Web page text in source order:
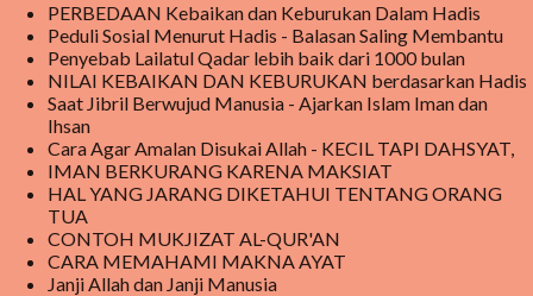
mereka tetap penasaran menanti kedatangan makanan bergizi
gratis tersebut. Program Makanan Bergizi ini, pada awalnya
mendapat cemoohan publik karena beberapa kasus di beritakan
bahwa ada yang tidak beres pada makanan yang disediakan
sehingga sempat dilaporkan berdampak buruk bagi kesehatan
anak yang mengkomsumsinya. pada akhirnya di beritakan bahwa
orang yang memakannya menjadi jatuh sakit sehingga dikatakan
keracunan makanan dari makanan yang disalurkan dari MBG .
Meski demikian, MBG tetap berjal...
PERBEDAAN Kebaikan dan Keburukan Dalam Hadis
Peduli Sosial Menurut Hadis - Balasan Saling Membantu
Penyebab Lailatul Qadar lebih baik dari 1000 bulan
NILAI KEBAIKAN DAN KEBURUKAN berdasarkan Hadis
Saat Jibril Berwujud Manusia - Ajarkan Islam Iman dan
Ihsan
Cara Agar Amalan Disukai Allah - KECIL TAPI DAHSYAT,
IMAN BERKURANG KARENA MAKSIAT
HAL YANG JARANG DIKETAHUI TENTANG ORANG
TUA
CONTOH MUKJIZAT AL-QUR'AN
CARA MEMAHAMI MAKNA AYAT
Janji Allah dan Janji Manusia